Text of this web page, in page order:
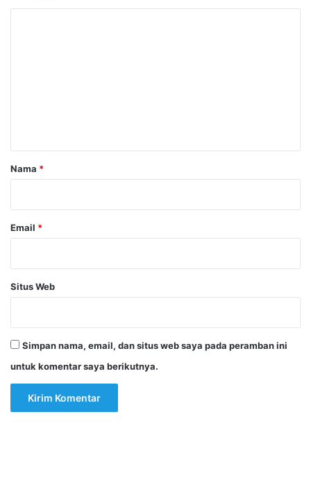
rNama *
Email *
Situs Web
Simpan nama, email, dan situs web saya pada peramban ini
untuk komentar saya berikutnya.